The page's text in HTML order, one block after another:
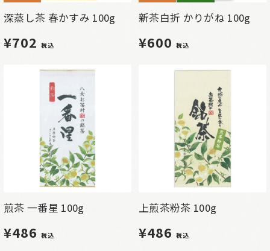
深蒸し茶 春かすみ 100g
¥702税込
新茶白折 かりがね 100g
¥600税込
煎茶 一番星 100g
¥486税込
上煎茶粉茶 100g
¥486税込